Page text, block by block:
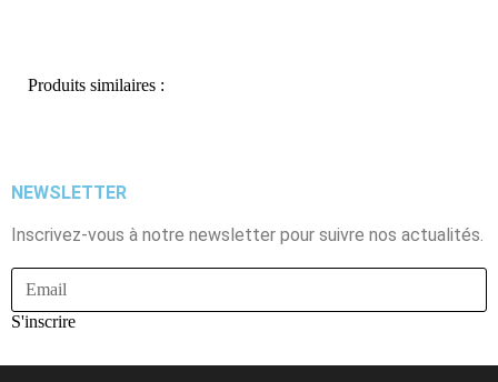
Produits similaires :
NEWSLETTER
Inscrivez-vous à notre newsletter pour suivre nos actualités.
S'inscrire